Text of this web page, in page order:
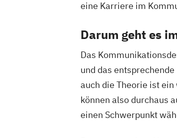
eine Karriere im
Darum geht es
Das
und das
auch die Theorie ist
können also durchaus
einen Schwerpunkt